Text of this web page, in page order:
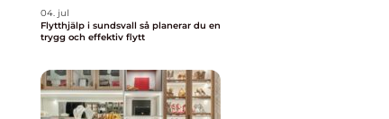
04. jul
Flytthjälp i sundsvall så planerar du en
trygg och effektiv flytt